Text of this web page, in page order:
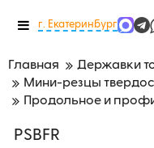
Меню
г. Екатеринбург
Главная
Державки
Мини-резцы
Продольное и
PSBFR